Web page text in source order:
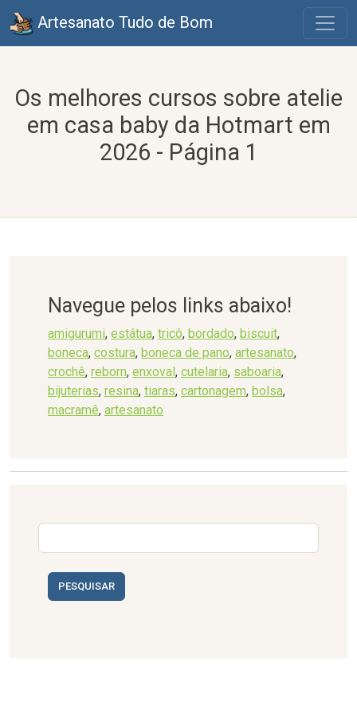
Artesanato Tudo de Bom
Os melhores cursos sobre atelie
em casa baby da Hotmart em
2026 - Página 1
Navegue pelos links abaixo!
amigurumi, estátua, tricô, bordado, biscuit,
boneca, costura, boneca de pano, artesanato,
crochê, reborn, enxoval, cutelaria, saboaria,
bijuterias, resina, tiaras, cartonagem, bolsa,
macramê, artesanato
PESQUISAR